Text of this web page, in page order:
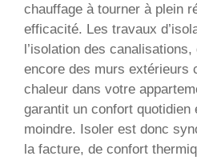
chauffage à tourner à plein
efficacité. Les travaux
l’isolation des
encore des murs extérieurs
chaleur dans votre
garantit un confort quotidien
moindre. Isoler est donc
la facture, de confort